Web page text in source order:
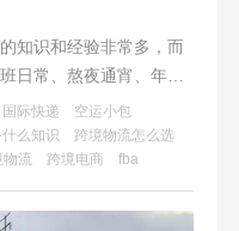
知识和经验非常多，而
日常、熬夜通宵、年末
差、政策、税收、语言
、禁忌需要考虑。即便
是一上来就轻松如意。
重要的环境——跨境物流
国际快递
空运小包
么知识
跨境物流怎么选
物流 跨境电商 fba